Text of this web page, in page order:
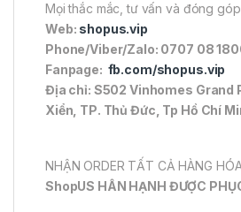
Mọi thắc mắc, tư vấn và đóng
Web: shopus.vip
Phone/Viber/Zalo: 0707 08
Fanpage: fb.com/shopus.vip
Địa chỉ: S502 Vinhomes Grand
Xiển, TP. Thủ Đức, Tp Hồ Chí
NHẬN ORDER TẤT CẢ HÀNG
ShopUS HÂN HẠNH ĐƯỢC